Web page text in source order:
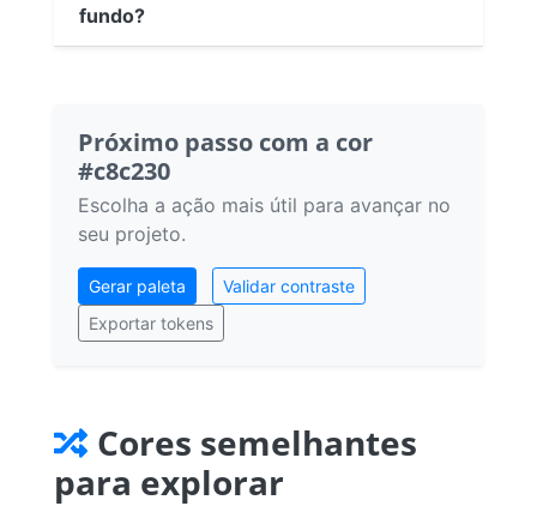
fundo?
Próximo passo com a cor
#c8c230
Escolha a ação mais útil para avançar no
seu projeto.
Gerar paleta
Validar contraste
Exportar tokens
Cores semelhantes
para explorar